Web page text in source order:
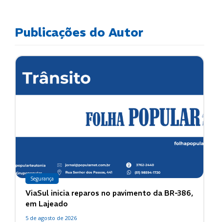
Publicações do Autor
Segurança
ViaSul inicia reparos no pavimento da BR-386,
em Lajeado
5 de agosto de 2026